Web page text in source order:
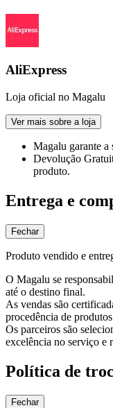
AliExpress
Loja oficial no Magalu
Ver mais sobre a loja
Magalu garante a
Devolução
produto.
Entrega e
Fechar
Produto vendido e
O Magalu se
até o destino final.
As vendas são
procedência de
Os parceiros são
excelência no serviço e
Política de
Fechar